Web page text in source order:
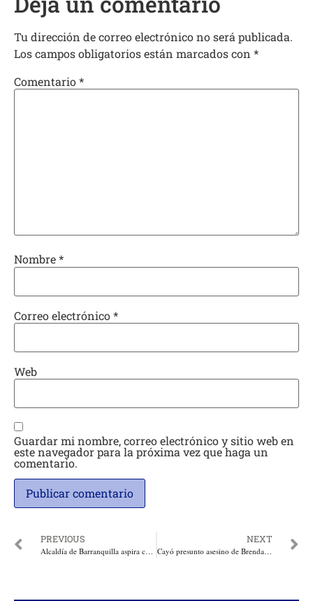
Tu dirección de correo electrónico no será publicada.
Los campos obligatorios están marcados con *
Comentario*
Nombre*
Correo electrónico*
Web
Guardar mi nombre, correo electrónico y sitio web en
este navegador para la próxima vez que haga un
comentario.
PREVIOUS
Alcaldía de Barranquilla aspira con decreto ponerle control a quienes se excedan en las vías públicas en eventos de Carnaval
NEXT
Cayó presunto asesino de Brenda Pájaro, Tomás Maldonado Cera, con quien sostenía una relación extramatrimonial